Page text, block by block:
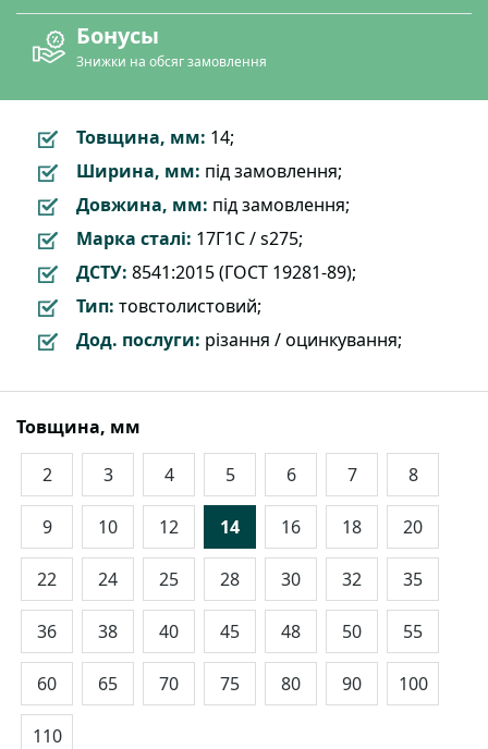
Бонусы
Знижки на обсяг замовлення
Товщина, мм: 14;
Ширина, мм: під замовлення;
Довжина, мм: під замовлення;
Марка сталі: 17Г1С / s275;
ДСТУ: 8541:2015 (ГОСТ 19281-89);
Тип: товстолистовий;
Дод. послуги: різання / оцинкування;
Товщина, мм
2
3 4 5 6 7 8
9 10 12 14 16 18 20
22 24 25 28 30 32 35
36 38 40 45 48 50 55
60 65 70 75 80 90 100
110